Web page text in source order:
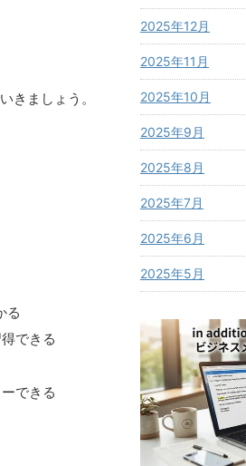
きましょう。
る
できる
できる
2025年12月
2025年11月
2025年10月
2025年9月
2025年8月
2025年7月
2025年6月
2025年5月